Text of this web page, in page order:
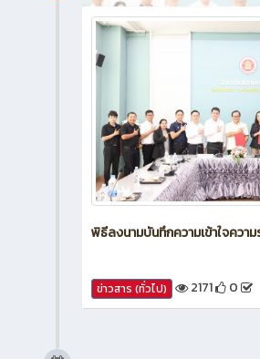
พิธีลงนามบันทึกความเข้าใจควา
ข่าวสาร (ทั่วไป) 2171 0